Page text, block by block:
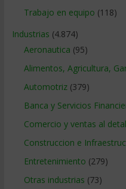
Trabajo en equipo (118)
Industrias (4.874)
Aeronautica (95)
Alimentos, Agricultura,
Automotriz(379)
Banca y Servicios
Comercio y ventas al detal
Construccion e
Entretenimiento (279)
Otras industrias (73)